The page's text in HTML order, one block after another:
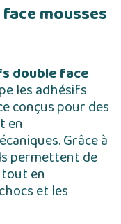
mousses
double face
les adhésifs
conçus pour des
en
Grâce à
permettent de
en
et les